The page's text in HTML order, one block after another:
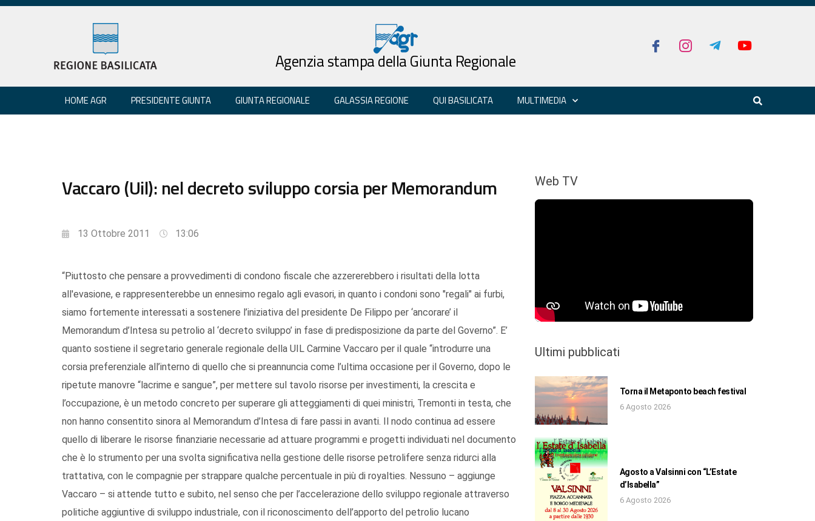
Agenzia stampa della Giunta Regionale
HOME AGR PRESIDENTE GIUNTA GIUNTA REGIONALE GALASSIA REGIONE QUI BASILICATA MULTIMEDIA
Vaccaro (Uil): nel decreto sviluppo corsia per Memorandum
13 Ottobre 2011 13:06
“Piuttosto che pensare a provvedimenti di condono fiscale che azzererebbero i risultati della lotta
all'evasione, e rappresenterebbe un ennesimo regalo agli evasori, in quanto i condoni sono "regali" ai furbi,
siamo fortemente interessati a sostenere l’iniziativa del presidente De Filippo per ‘ancorare’ il
Memorandum d’Intesa su petrolio al ‘decreto sviluppo’ in fase di predisposizione da parte del Governo”. E’
quanto sostiene il segretario generale regionale della UIL Carmine Vaccaro per il quale “introdurre una
corsia preferenziale all’interno di quello che si preannuncia come l’ultima occasione per il Governo, dopo le
ripetute manovre “lacrime e sangue”, per mettere sul tavolo risorse per investimenti, la crescita e
l’occupazione, è un metodo concreto per superare gli atteggiamenti di quei ministri, Tremonti in testa, che
non hanno consentito sinora al Memorandum d’Intesa di fare passi in avanti. Il nodo continua ad essere
quello di liberare le risorse finanziarie necessarie ad attuare programmi e progetti individuati nel documento
che è lo strumento per una svolta significativa nella gestione delle risorse petrolifere senza ridurci alla
trattativa, con le compagnie per strappare qualche percentuale in più di royalties. Nessuno – aggiunge
Vaccaro – si attende tutto e subito, nel senso che per l’accelerazione dello sviluppo regionale attraverso
politiche aggiuntive di sviluppo industriale, con il riconoscimento dell’apporto del petrolio lucano
Web TV
Ultimi pubblicati
Torna il Metaponto beach festival
6 Agosto 2026
Agosto a Valsinni con “L’Estate
d’Isabella”
6 Agosto 2026